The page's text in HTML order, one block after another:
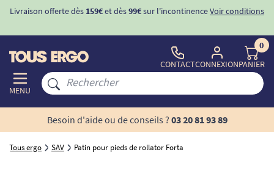
Livraison offerte dès 159€et dès99€sur l'incontinenceVoir conditions
MENU
CONTACTCONNEXION
0
PANIER
Besoin d'aide ou de conseils ? 03 20 81 93 89
Tous ergo SAV Patin pour pieds de rollator Forta